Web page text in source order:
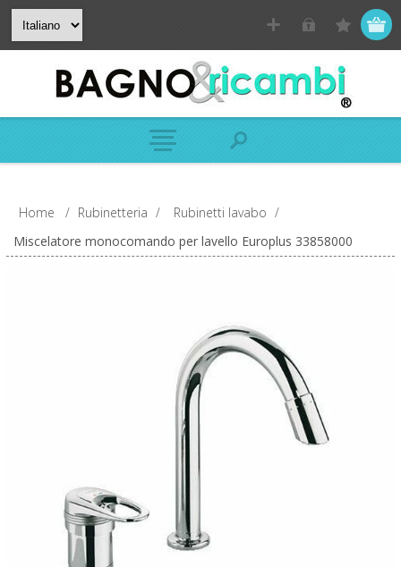
Home / Rubinetteria / Rubinetti lavabo /
Miscelatore monocomando per lavello Europlus 33858000